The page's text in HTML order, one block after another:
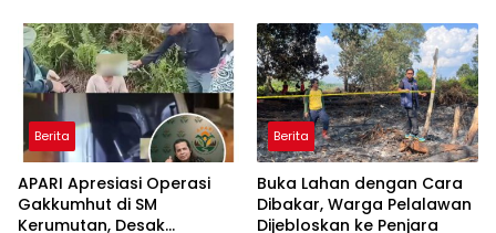
Nasional
Berita
APARI Apresiasi Operasi
Gakkumhut di SM
Kerumutan, Desak
Berita
Buka Lahan dengan Cara
Dibakar, Warga Pelalawan
Dijebloskan ke Penjara